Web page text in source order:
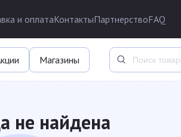
и оплатаКонтактыПартнерствоFAQ
Магазины
не найдена